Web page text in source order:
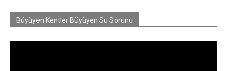
Büyüyen Kentler Büyüyen Su Sorunu